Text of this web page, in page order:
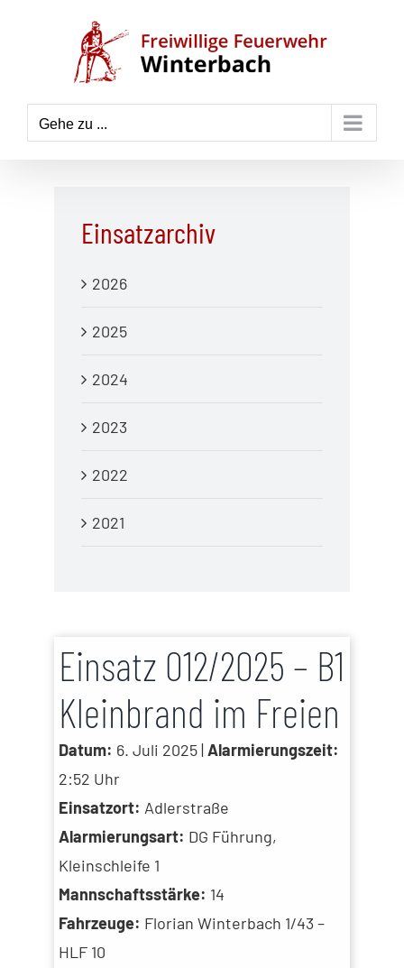
Gehe zu ...
Einsatz 012/2025 – B1
Kleinbrand im Freien
Datum: 6. Juli 2025 |Alarmierungszeit:
2:52 Uhr
Einsatzort: Adlerstraße
Alarmierungsart: DG Führung,
Kleinschleife 1
Mannschaftsstärke: 14
Fahrzeuge: Florian Winterbach 1/43 –
HLF 10
Einsatzarchiv
2026
2025
2024
2023
2022
2021